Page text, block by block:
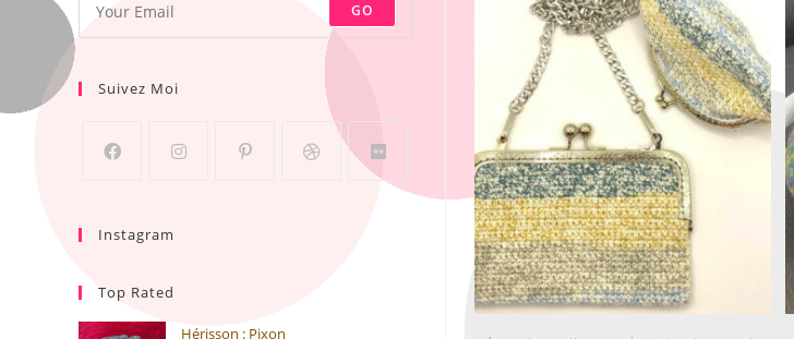
GO
Suivez Moi
Instagram
Top Rated
Hérisson : Pixon